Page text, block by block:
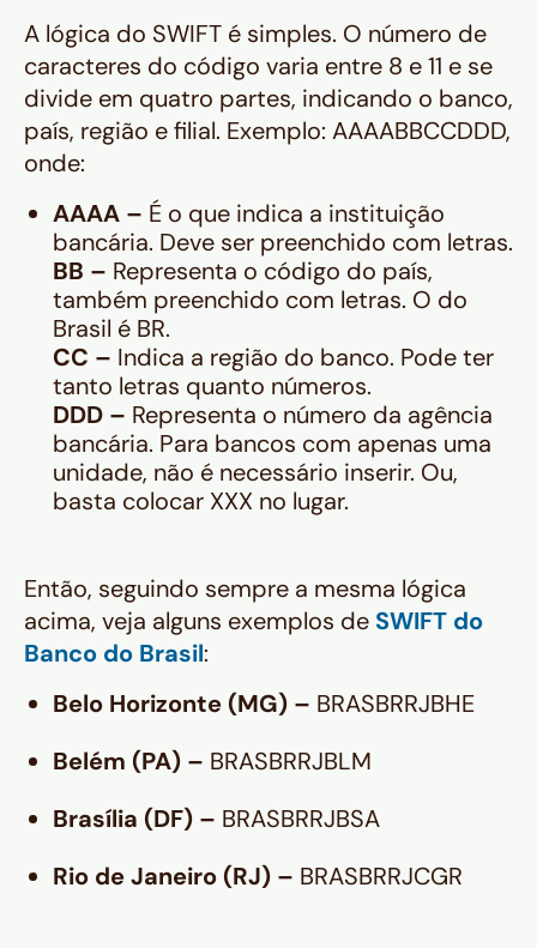
A lógica do SWIFT é simples. O número de
caracteres do código varia entre 8 e 11 e se
divide em quatro partes, indicando o banco,
país, região e filial. Exemplo: AAAABBCCDDD,
onde:
AAAA – É o que indica a instituição
bancária. Deve ser preenchido com letras.
BB – Representa o código do país,
também preenchido com letras. O do
Brasil é BR.
CC – Indica a região do banco. Pode ter
tanto letras quanto números.
DDD – Representa o número da agência
bancária. Para bancos com apenas uma
unidade, não é necessário inserir. Ou,
basta colocar XXX no lugar.
Então, seguindo sempre a mesma lógica
acima, veja alguns exemplos de SWIFT do
Banco do Brasil:
Belo Horizonte (MG) – BRASBRRJBHE
Belém (PA) – BRASBRRJBLM
Brasília (DF) – BRASBRRJBSA
Rio de Janeiro (RJ) – BRASBRRJCGR